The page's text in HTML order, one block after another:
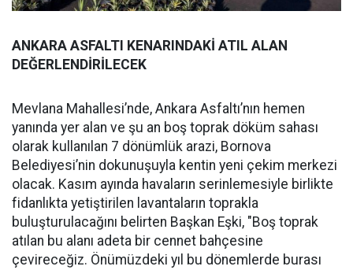
ANKARA ASFALTI KENARINDAKİ ATIL ALAN
DEĞERLENDİRİLECEK
Mevlana Mahallesi’nde, Ankara Asfaltı’nın hemen
yanında yer alan ve şu an boş toprak döküm sahası
olarak kullanılan 7 dönümlük arazi, Bornova
Belediyesi’nin dokunuşuyla kentin yeni çekim merkezi
olacak. Kasım ayında havaların serinlemesiyle birlikte
fidanlıkta yetiştirilen lavantaların toprakla
buluşturulacağını belirten Başkan Eşki, "Boş toprak
atılan bu alanı adeta bir cennet bahçesine
çevireceğiz. Önümüzdeki yıl bu dönemlerde burası